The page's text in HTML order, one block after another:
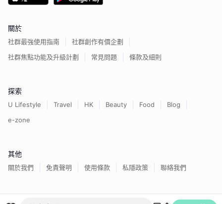
關於
社群最強使用指南
社群創作有價企劃
社群焦點功能及升級計劃
常見問題 條款及細則
探索
U Lifestyle Travel HK Beauty Food
Blog
e-zone
其他
關於我們 免責聲明 使用條款 私隱政策 聯絡我們